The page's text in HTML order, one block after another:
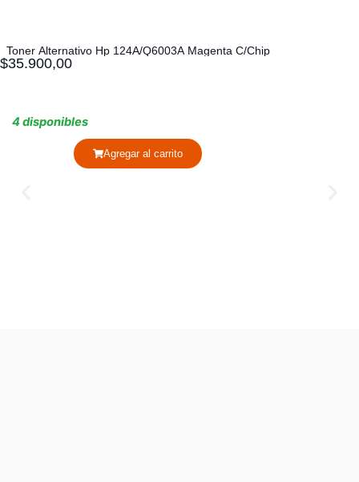
Toner Alternativo Hp 124A/Q6003A Magenta C/Chip
$35.900,00
4 disponibles
Agregar al carrito